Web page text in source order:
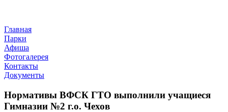
Главная
Парки
Афиша
Фотогалерея
Контакты
Документы
Нормативы ВФСК ГТО выполнили учащиеся
Гимназии №2 г.о. Чехов